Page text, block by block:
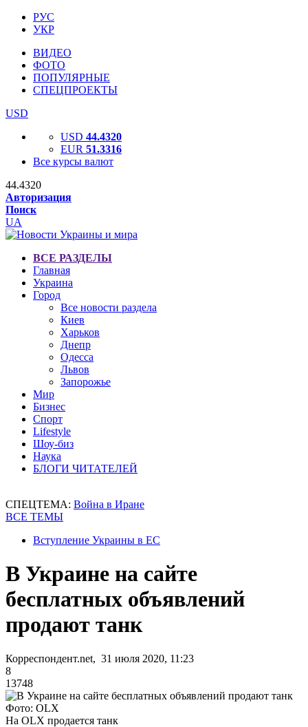
РУС
УКР
ВИДЕО
ФОТО
ПОПУЛЯРНЫЕ
СПЕЦПРОЕКТЫ
USD
USD 44.4320
EUR 51.3316
Все курсы валют
44.4320
Авторизация
Поиск
UA
ВСЕ РАЗДЕЛЫ
Главная
Украина
Город
Все новости раздела
Киев
Харьков
Днепр
Одесса
Львов
Запорожье
Мир
Бизнес
Спорт
Lifestyle
Шоу-биз
Наука
БЛОГИ ЧИТАТЕЛЕЙ
СПЕЦТЕМА: Война в Иране
ВСЕ ТЕМЫ
Вступление Украины в ЕС
В Украине на сайте
бесплатных объявлений
продают танк
Корреспондент.net, 31 июля 2020, 11:23
8
13748
Фото: OLX
На OLX продается танк